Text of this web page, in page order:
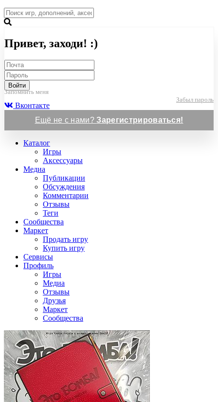
Привет, заходи! :)
Войти
Запомнить меня
Забыл пароль
Вконтакте
Ещё не с нами?Зарегистрироваться!
Каталог
Игры
Аксессуары
Медиа
Публикации
Обсуждения
Комментарии
Отзывы
Теги
Сообщества
Маркет
Продать игру
Купить игру
Сервисы
Профиль
Игры
Медиа
Отзывы
Друзья
Маркет
Сообщества